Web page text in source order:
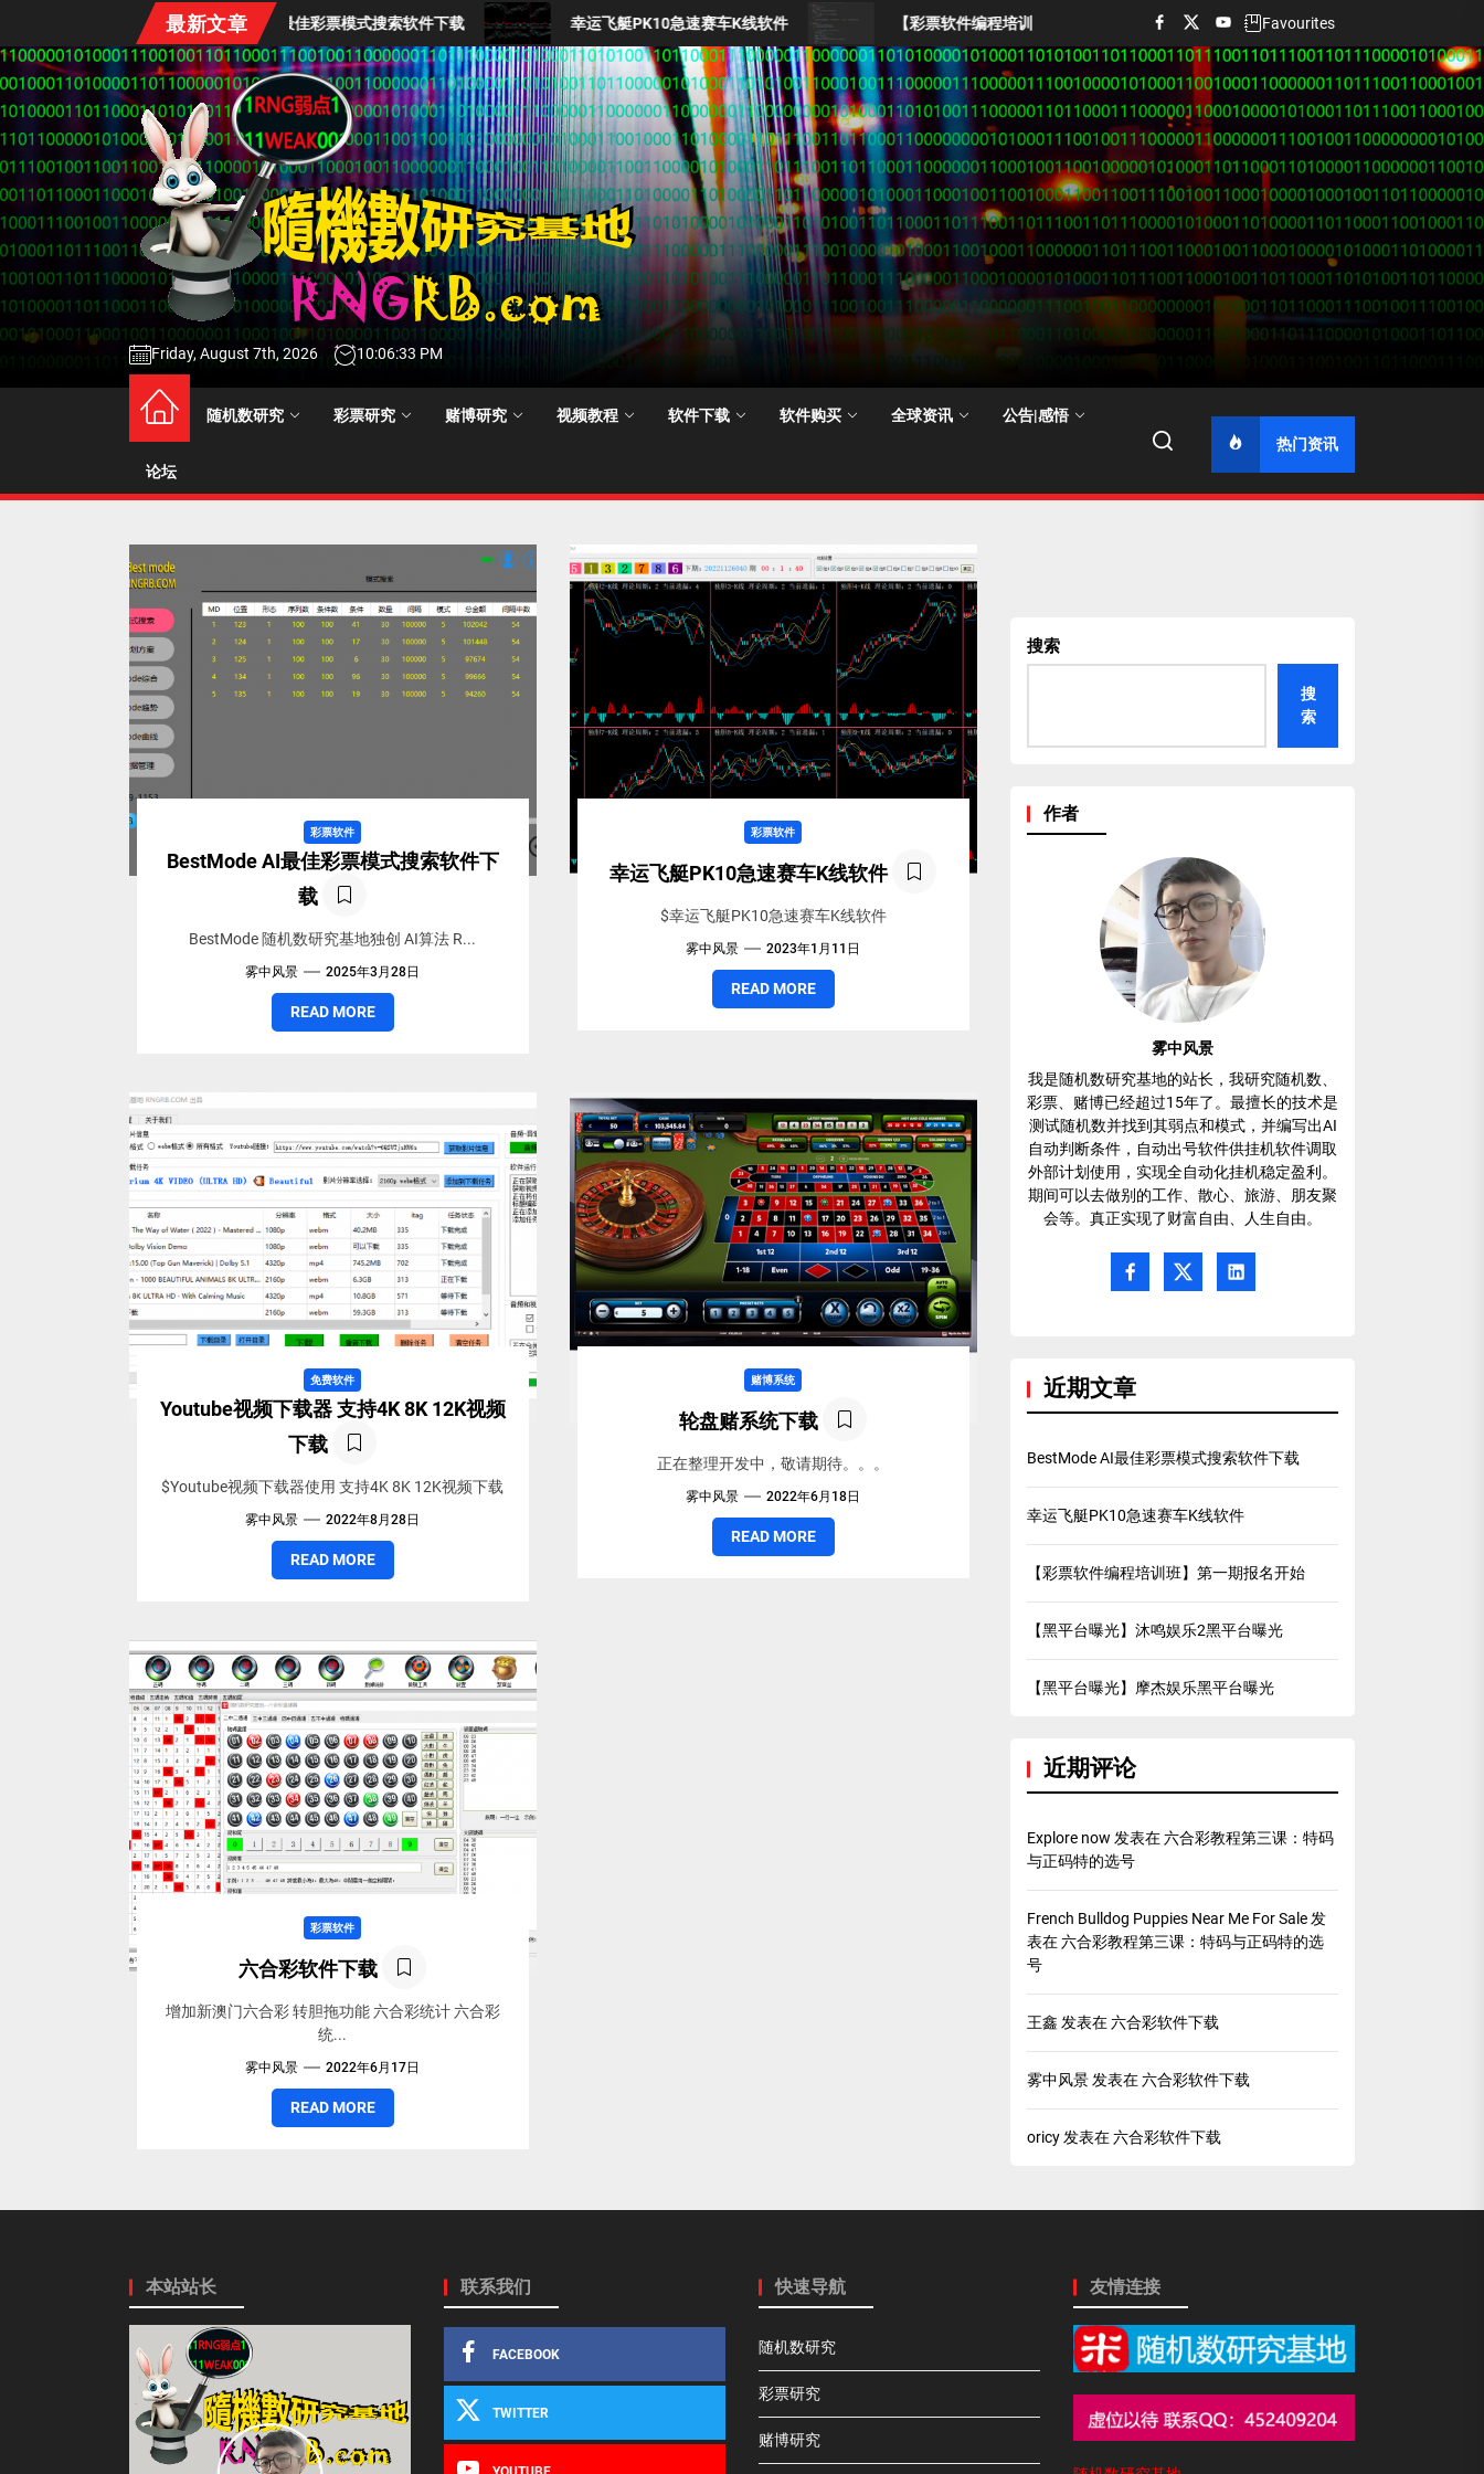
the
content
最新文章
BestMode AI最佳彩票模式搜索软件下载 幸运飞艇PK10急速赛车K线软件 【彩票软件编程培训班】第一期报名开始 【黑平台曝光】沐鸣娱乐2黑平台曝光
facebooktwitteryoutubeFavourites
随
机
数
研
究
随机数研究基地
Random number research base
Friday, August 7th, 2026 10:06:33 PM
随机数研究 彩票研究 赌博研究 视频教程 软件下载 软件购买 全球资讯 公告|感悟
论坛
热门资讯
彩票软件
BestMode AI最佳彩票模式搜索软件下
载
BestMode 随机数研究基地独创 AI算法 R...
雾中风景 2025年3月28日
READ MORE
彩票软件
幸运飞艇PK10急速赛车K线软件
$幸运飞艇PK10急速赛车K线软件
雾中风景 2023年1月11日
READ MORE
免费软件
Youtube视频下载器 支持4K 8K 12K视频
下载
$Youtube视频下载器使用 支持4K 8K 12K视频下载
雾中风景 2022年8月28日
READ MORE
赌博系统
轮盘赌系统下载
正在整理开发中，敬请期待。。。
雾中风景 2022年6月18日
READ MORE
彩票软件
六合彩软件下载
增加新澳门六合彩 转胆拖功能 六合彩统计 六合彩
统...
雾中风景 2022年6月17日
READ MORE
搜索
搜
索
作者
雾中风景
我是随机数研究基地的站长，我研究随机数、
彩票、赌博已经超过15年了。最擅长的技术是
测试随机数并找到其弱点和模式，并编写出AI
自动判断条件，自动出号软件供挂机软件调取
外部计划使用，实现全自动化挂机稳定盈利。
期间可以去做别的工作、散心、旅游、朋友聚
会等。真正实现了财富自由、人生自由。
近期文章
BestMode AI最佳彩票模式搜索软件下载
幸运飞艇PK10急速赛车K线软件
【彩票软件编程培训班】第一期报名开始
【黑平台曝光】沐鸣娱乐2黑平台曝光
【黑平台曝光】摩杰娱乐黑平台曝光
近期评论
Explore now 发表在六合彩教程第三课：特码
与正码特的选号
French Bulldog Puppies Near Me For Sale 发
表在六合彩教程第三课：特码与正码特的选
号
王鑫 发表在六合彩软件下载
雾中风景 发表在六合彩软件下载
oricy 发表在六合彩软件下载
本站站长 联系我们
FACEBOOK
TWITTER
快速导航
随机数研究
彩票研究
赌博研究
友情连接